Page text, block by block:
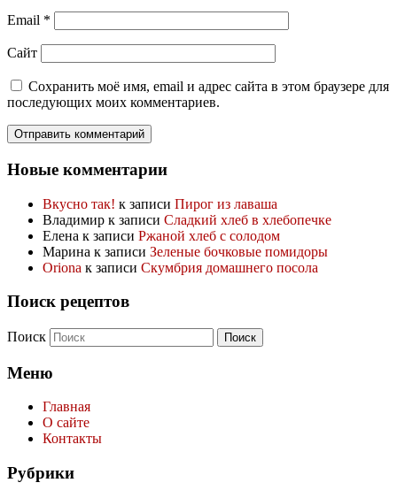
Email *
Сайт
Сохранить моё имя, email и адрес сайта в этом браузере для
последующих моих комментариев.
Новые комментарии
Вкусно так! к записи Пирог из лаваша
Владимир к записи Сладкий хлеб в хлебопечке
Елена к записи Ржаной хлеб с солодом
Марина к записи Зеленые бочковые помидоры
Oriona к записи Скумбрия домашнего посола
Поиск рецептов
Поиск
Меню
Главная
О сайте
Контакты
Рубрики